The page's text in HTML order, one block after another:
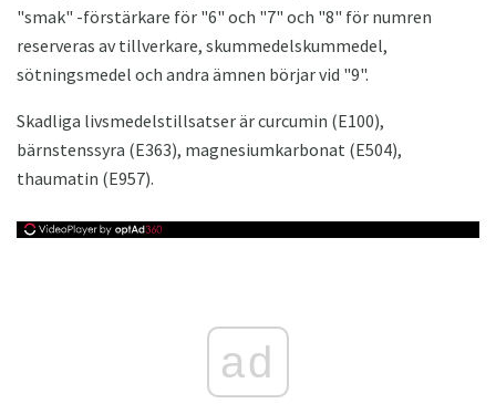
"smak" -förstärkare för "6" och "7" och "8" för numren
reserveras av tillverkare, skummedelskummedel,
sötningsmedel och andra ämnen börjar vid "9".
Skadliga livsmedelstillsatser är curcumin (E100),
bärnstenssyra (E363), magnesiumkarbonat (E504),
thaumatin (E957).
ad